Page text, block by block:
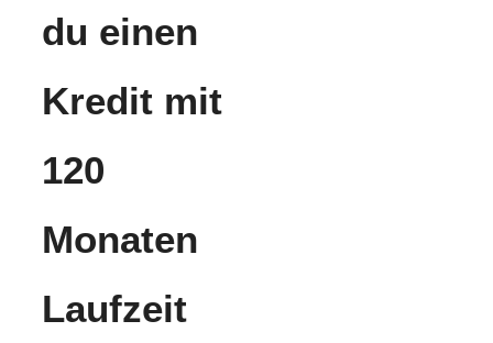
du einen
Kredit mit
120
Monaten
Laufzeit